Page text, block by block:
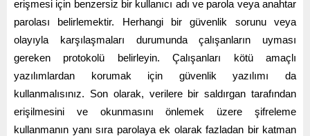
erişmesi için benzersiz bir kullanıcı adı ve parola veya anahtar
parolası belirlemektir. Herhangi bir güvenlik sorunu veya
olayıyla karşılaşmaları durumunda çalışanların uyması
gereken protokolü belirleyin. Çalışanları kötü amaçlı
yazılımlardan korumak için güvenlik yazılımı da
kullanmalısınız. Son olarak, verilere bir saldırgan tarafından
erişilmesini ve okunmasını önlemek üzere şifreleme
kullanmanın yanı sıra parolaya ek olarak fazladan bir katman